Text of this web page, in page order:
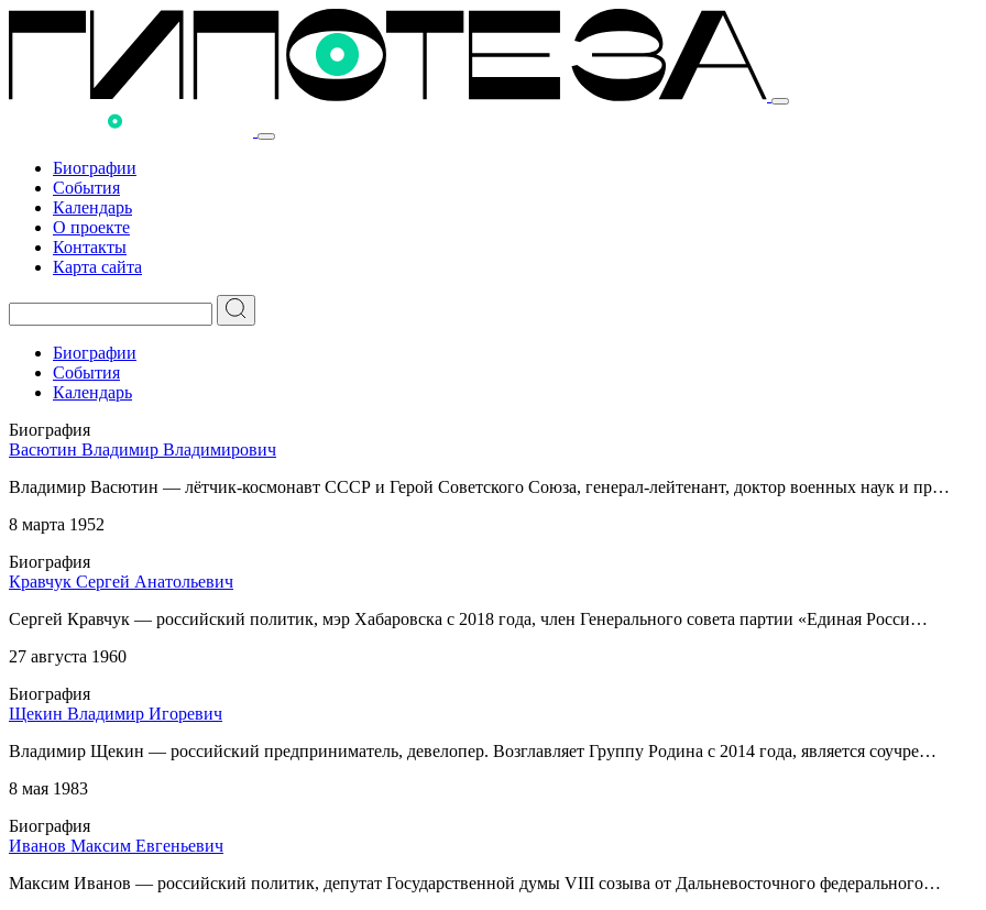
Биографии
События
Календарь
О проекте
Контакты
Карта сайта
Биографии
События
Календарь
Биография
Васютин Владимир Владимирович
Владимир Васютин — лётчик-космонавт СССР и Герой Советского Союза, генерал-лейтенант, доктор военных наук и пр…
8 марта 1952
Биография
Кравчук Сергей Анатольевич
Сергей Кравчук — российский политик, мэр Хабаровска с 2018 года, член Генерального совета партии «Единая Росси…
27 августа 1960
Биография
Щекин Владимир Игоревич
Владимир Щекин — российский предприниматель, девелопер. Возглавляет Группу Родина с 2014 года, является соучре…
8 мая 1983
Биография
Иванов Максим Евгеньевич
Максим Иванов — российский политик, депутат Государственной думы VIII созыва от Дальневосточного федерального…